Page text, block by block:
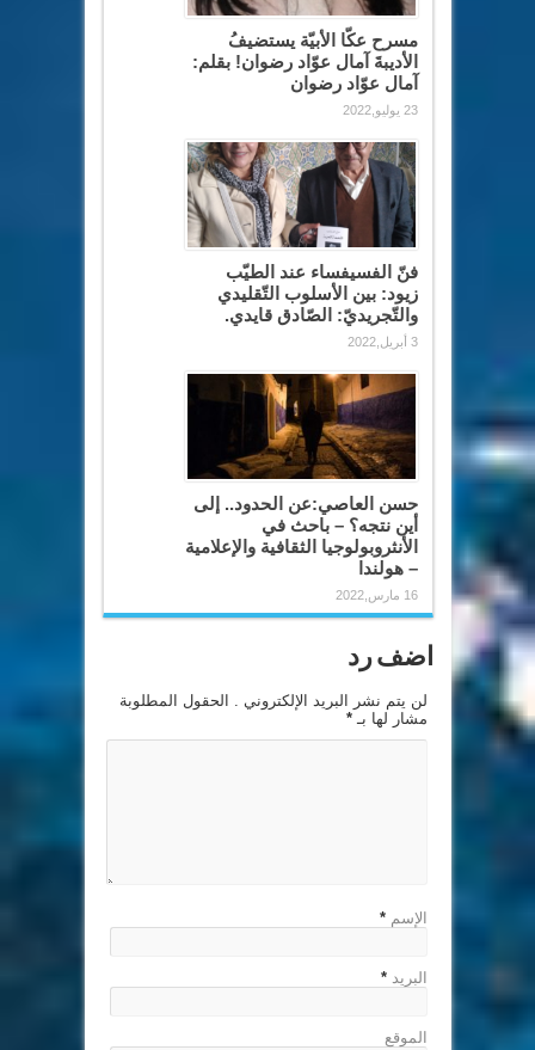
مسرح عكّا الأبيّة يستضيفُ
الأديبةَ آمال عوّاد رضوان! بقلم:
آمال عوّاد رضوان
23 يوليو,2022
فنّ الفسيفساء عند الطيّب
زيود: بين الأسلوب التّقليدي
والتّجريديّ: الصّادق قايدي.
3 أبريل,2022
حسن العاصي:عن الحدود.. إلى
أين نتجه؟ – باحث في
الأنثروبولوجيا الثقافية والإعلامية
– هولندا
16 مارس,2022
اضف رد
لن يتم نشر البريد الإلكتروني . الحقول المطلوبة
مشار لها بـ*
الإسم *
البريد *
الموقع